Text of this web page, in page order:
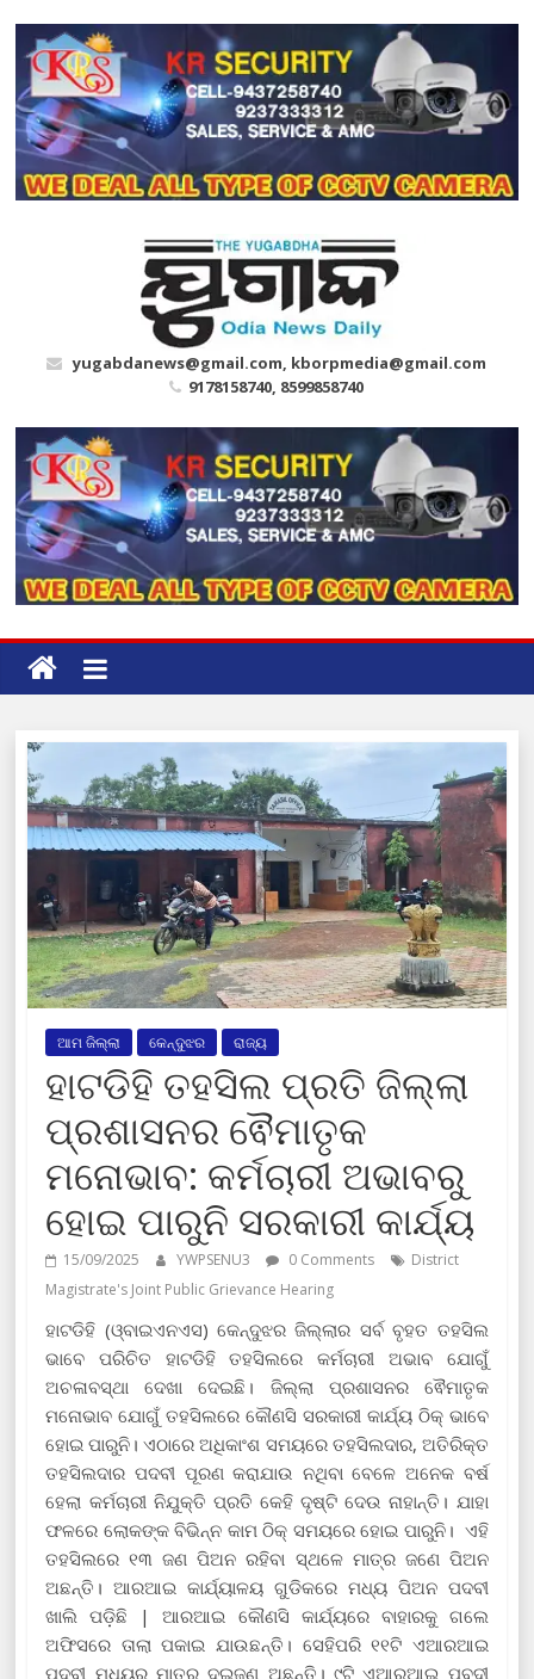
content
yugabdanews@gmail.com, kborpmedia@gmail.com
9178158740, 8599858740
ଆମ ଜିଲ୍ଲା କେନ୍ଦୁଝର ରାଜ୍ୟ
ହାଟଡିହି ତହସିଲ ପ୍ରତି ଜିଲ୍ଲା
ପ୍ରଶାସନର ଵୈମାତୃକ
ମନୋଭାବ: କର୍ମଚାରୀ ଅଭାବରୁ
ହୋଇ ପାରୁନି ସରକାରୀ କାର୍ଯ୍ୟ
15/09/2025 YWPSENU3 0 Comments
District
Magistrate's Joint Public Grievance Hearing
ହାଟଡିହି (ଓ୍ବାଇଏନଏସ) କେନ୍ଦୁଝର ଜିଲ୍ଲାର ସର୍ବ ବୃହତ ତହସିଲ
ଭାବେ ପରିଚିତ ହାଟଡିହି ତହସିଲରେ କର୍ମଚାରୀ ଅଭାବ ଯୋଗୁଁ
ଅଚଳାବସ୍ଥା ଦେଖା ଦେଇଛି। ଜିଲ୍ଲା ପ୍ରଶାସନର ଵୈମାତୃକ
ମନୋଭାବ ଯୋଗୁଁ ତହସିଲରେ କୌଣସି ସରକାରୀ କାର୍ଯ୍ୟ ଠିକ୍ ଭାବେ
ହୋଇ ପାରୁନି। ଏଠାରେ ଅଧିକାଂଶ ସମୟରେ ତହସିଲଦାର, ଅତିରିକ୍ତ
ତହସିଲଦାର ପଦବୀ ପୂରଣ କରାଯାଉ ନଥିବା ବେଳେ ଅନେକ ବର୍ଷ
ହେଲା କର୍ମଚାରୀ ନିଯୁକ୍ତି ପ୍ରତି କେହି ଦୃଷ୍ଟି ଦେଉ ନାହାନ୍ତି। ଯାହା
ଫଳରେ ଲୋକଙ୍କ ବିଭିନ୍ନ କାମ ଠିକ୍ ସମୟରେ ହୋଇ ପାରୁନି। ଏହି
ତହସିଲରେ ୧୩ ଜଣ ପିଅନ ରହିବା ସ୍ଥଳେ ମାତ୍ର ଜଣେ ପିଅନ
ଅଛନ୍ତି। ଆରଆଇ କାର୍ଯ୍ୟାଳୟ ଗୁଡିକରେ ମଧ୍ୟ ପିଅନ ପଦବୀ
ଖାଲି ପଡ଼ିଛି | ଆରଆଇ କୌଣସି କାର୍ଯ୍ୟରେ ବାହାରକୁ ଗଲେ
ଅଫିସରେ ତାଲା ପକାଇ ଯାଉଛନ୍ତି। ସେହିପରି ୧୧ଟି ଏଆରଆଇ
ପଦବୀ ମଧ୍ୟରୁ ମାତ୍ର ଦୁଇଜଣ ଅଛନ୍ତି। ୯ଟି ଏଆରଆଇ ପବଦୀ